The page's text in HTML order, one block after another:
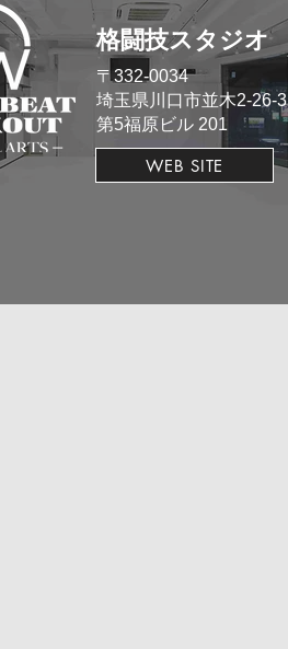
格闘技スタジオ
​〒332-0034
埼玉県川口市並木2-26-3
​第5福原ビル 201
WEB SITE